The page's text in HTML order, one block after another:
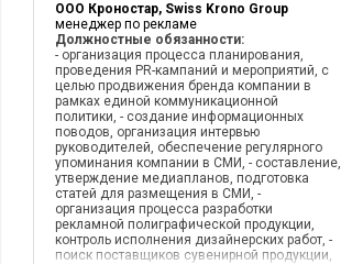
ООО Кроностар, Swiss Krono Group
менеджер по рекламе
Должностные обязанности:
- организация процесса планирования,
проведения PR-кампаний и мероприятий, с
целью продвижения бренда компании в
рамках единой коммуникационной
политики, - создание информационных
поводов, организация интервью
руководителей, обеспечение регулярного
упоминания компании в СМИ, - составление,
утверждение медиапланов, подготовка
статей для размещения в СМИ, -
организация процесса разработки
рекламной полиграфической продукции,
контроль исполнения дизайнерских работ, -
поиск поставщиков сувенирной продукции,